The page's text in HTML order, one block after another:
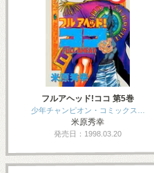
フルアヘッド!ココ 第5巻
少年チャンピオン・コミックス…
米原秀幸
発売日：1998.03.20